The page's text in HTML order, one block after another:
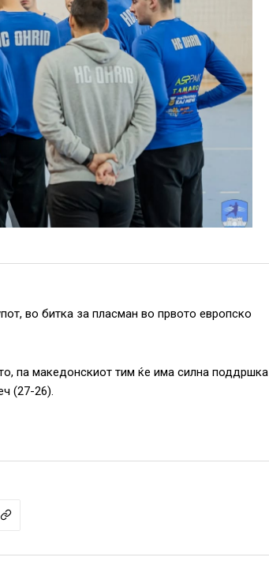
во битка за пласман во првото европско
па македонскиот тим ќе има силна поддршка
(27-26).